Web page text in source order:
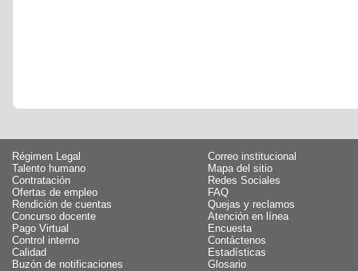
Régimen Legal
Talento humano
Contratación
Ofertas de empleo
Rendición de cuentas
Concurso docente
Pago Virtual
Control interno
Calidad
Buzón de notificaciones
Correo institucional
Mapa del sitio
Redes Sociales
FAQ
Quejas y reclamos
Atención en línea
Encuesta
Contáctenos
Estadísticas
Glosario